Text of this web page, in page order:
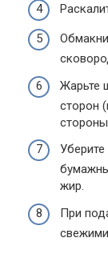
Жарьте
сторон
жир.
При